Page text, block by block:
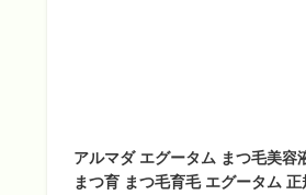
アルマダ エグータム まつ毛美容
まつ育 まつ毛育毛 エグータム 正